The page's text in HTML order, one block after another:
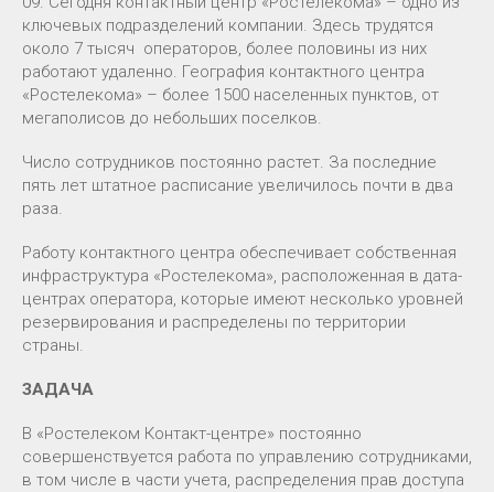
ключевых подразделений компании. Здесь трудятся
около 7 тысяч операторов, более половины из них
работают удаленно. География контактного центра
«Ростелекома» – более 1500 населенных пунктов, от
мегаполисов до небольших поселков.
Число сотрудников постоянно растет. За последние
пять лет штатное расписание увеличилось почти в два
раза.
Работу контактного центра обеспечивает собственная
инфраструктура «Ростелекома», расположенная в дата-
центрах оператора, которые имеют несколько уровней
резервирования и распределены по территории
страны.
ЗАДАЧА
В «Ростелеком Контакт-центре» постоянно
совершенствуется работа по управлению сотрудниками,
в том числе в части учета, распределения прав доступа